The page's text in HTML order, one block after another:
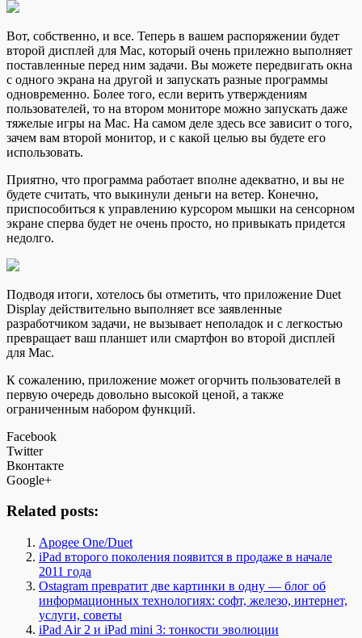
Вот, собственно, и все. Теперь в вашем распоряжении будет
второй дисплей для Мас, который очень прилежно выполняет
поставленные перед ним задачи. Вы можете передвигать окна
с одного экрана на другой и запускать разные программы
одновременно. Более того, если верить утверждениям
пользователей, то на втором мониторе можно запускать даже
тяжелые игры на Mac. На самом деле здесь все зависит о того,
зачем вам второй монитор, и с какой целью вы будете его
использовать.
Приятно, что программа работает вполне адекватно, и вы не
будете считать, что выкинули деньги на ветер. Конечно,
приспособиться к управлению курсором мышки на сенсорном
экране сперва будет не очень просто, но привыкать придется
недолго.
Подводя итоги, хотелось бы отметить, что приложение Duet
Display действительно выполняет все заявленные
разработчиком задачи, не вызывает неполадок и с легкостью
превращает ваш планшет или смартфон во второй дисплей
для Маc.
К сожалению, приложение может огорчить пользователей в
первую очередь довольно высокой ценой, а также
ограниченным набором функций.
Facebook
Twitter
Вконтакте
Google+
Related posts:
Apogee One/Duet
iPad второго поколения появится в продаже в начале
2011 года
Ostagram превратит две картинки в одну — блог об
информационных технологиях: софт, железо, интернет,
услуги, советы
iPad Air 2 и iPad mini 3: тонкости эволюции